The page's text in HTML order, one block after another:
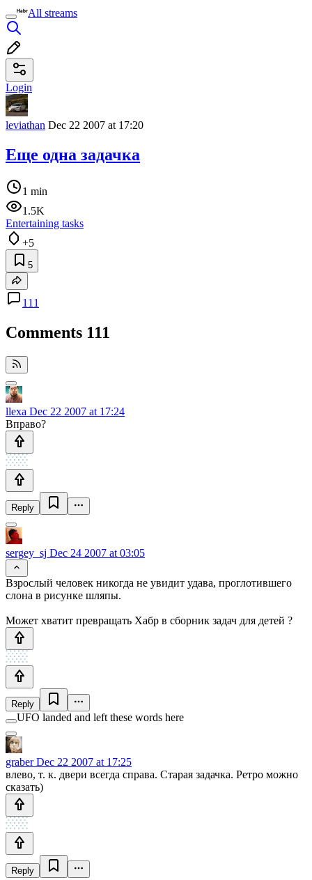
All streams
Login
leviathan Dec 22 2007 at 17:20
Еще одна задачка
1 min
1.5K
Entertaining tasks
+5
5
111
Comments 111
llexa Dec 22 2007 at 17:24
Вправо?
Reply
sergey_sj Dec 24 2007 at 03:05
Взрослый человек никогда не увидит удава, проглотившего
слона в рисунке шляпы.
Может хватит превращать Хабр в сборник задач для детей ?
Reply
UFO landed and left these words here
graberDec 22 2007 at 17:25
влево, т. к. двери всегда справа. Старая задачка. Ретро можно
сказать)
Reply